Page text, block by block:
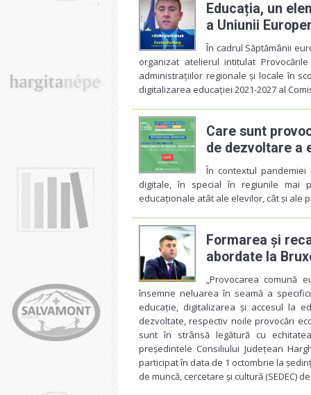
Educația, un
a Uniunii
În cadrul Săptămânii
organizat atelierul intitulat
administrațiilor regionale și locale în
digitalizarea educației 2021-2027 al
Care sunt
de dezvoltare a
În contextul pandemiei
digitale, în special în regiunile mai
educaționale atât ale elevilor, cât și ale
Formarea și
abordate la
„Provocarea comună
însemne neluarea în seamă a
educație, digitalizarea și accesul la
dezvoltate, respectiv noile provocări
sunt în strânsă legătură cu
președintele Consiliului Județean
participat în data de 1 octombrie la
de muncă, cercetare și cultură (SEDEC)